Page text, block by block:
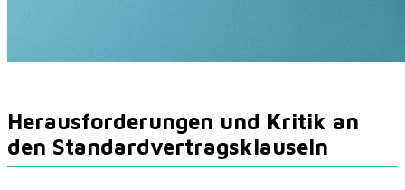
Herausforderungen und Kritik an
den Standardvertragsklauseln